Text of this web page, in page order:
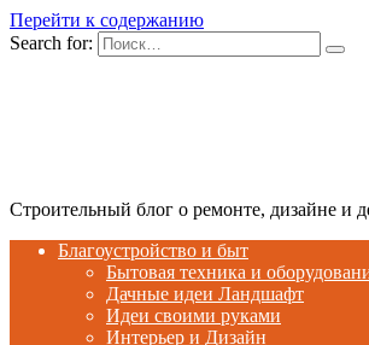
Перейти к содержанию
Search for:
Строительный блог о ремонте, дизайне и
Благоустройство и быт
Бытовая техника и
Дачные идеи Ландшафт
Идеи своими руками
Интерьер и Дизайн